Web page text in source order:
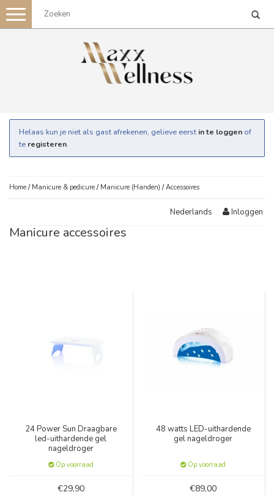
Toggle
navigation
Helaas kun je niet als gast afrekenen, gelieve eerst in te loggen of
te registeren.
Home / Manicure & pedicure / Manicure (Handen) /Accessoires
Nederlands Inloggen
Manicure accessoires
24 Power Sun Draagbare
led-uithardende gel
nageldroger
Op voorraad
€29,90
48 watts LED-uithardende
gel nageldroger
Op voorraad
€89,00